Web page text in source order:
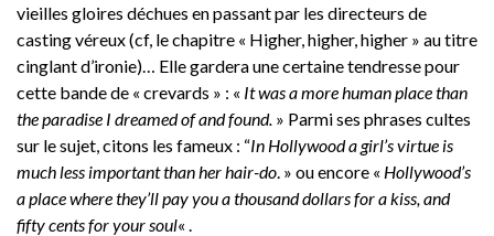
vieilles gloires déchues en passant par les directeurs de
casting véreux (cf, le chapitre « Higher, higher, higher » au titre
cinglant d’ironie)… Elle gardera une certaine tendresse pour
cette bande de « crevards » : « It was a more human place than
the paradise I dreamed of and found. » Parmi ses phrases cultes
sur le sujet, citons les fameux : “In Hollywood a girl’s virtue is
much less important than her hair-do . » ou encore « Hollywood’s
a place where they’ll pay you a thousand dollars for a kiss, and
fifty cents for your soul« .